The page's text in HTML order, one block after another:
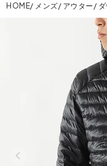
HOME メンズ アウター